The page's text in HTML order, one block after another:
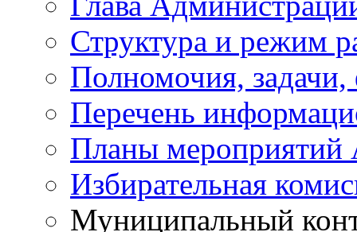
Структура и режим
Полномочия,
Перечень
Планы мероприятий
Избирательная
Муниципальный